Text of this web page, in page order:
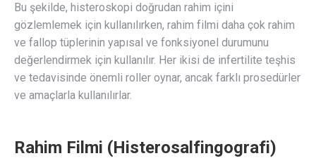
Bu şekilde, histeroskopi doğrudan rahim içini
gözlemlemek için kullanılırken, rahim filmi daha çok rahim
ve fallop tüplerinin yapısal ve fonksiyonel durumunu
değerlendirmek için kullanılır. Her ikisi de infertilite teşhis
ve tedavisinde önemli roller oynar, ancak farklı prosedürler
ve amaçlarla kullanılırlar.
Rahim Filmi (Histerosalfingografi)